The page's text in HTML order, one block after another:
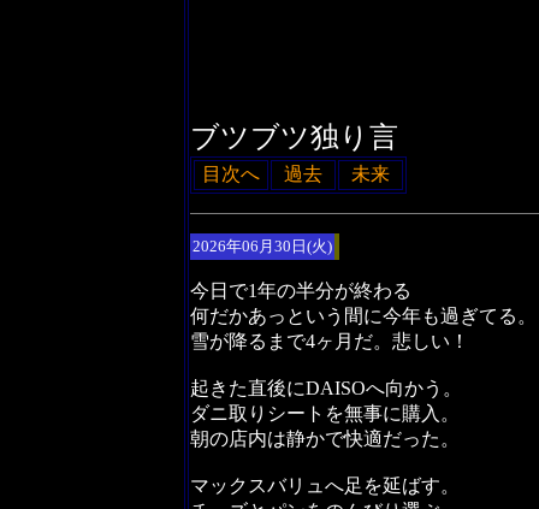
ブツブツ独り言
目次へ 過去 未来
2026年06月30日(火)
今日で1年の半分が終わる
何だかあっという間に今年も過ぎてる。
雪が降るまで4ヶ月だ。悲しい！
起きた直後にDAISOへ向かう。
ダニ取りシートを無事に購入。
朝の店内は静かで快適だった。
マックスバリュへ足を延ばす。